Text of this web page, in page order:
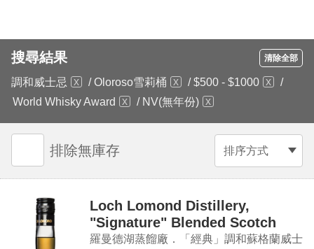
搜尋結果 清除全部
調和威士忌 / Oloroso雪莉桶 / $500 - $1000
/
World Whisky Award
/ NV(無年份)
排序方式
排除無庫存
Loch Lomond Distillery,
"Signature" Blended Scotch
Whisky
羅曼德湖蒸餾廠．「經典」調和蘇格蘭威士